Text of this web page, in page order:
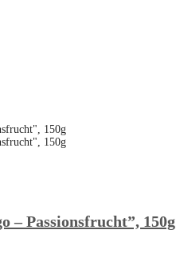
– Passionsfrucht”, 150g